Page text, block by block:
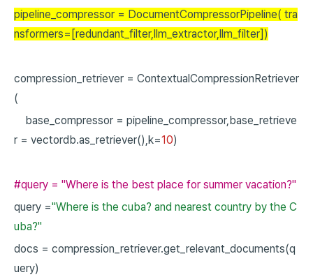
pipeline_compressor = DocumentCompressorPipeline( tra
nsformers=[redundant_filter,llm_extractor,llm_filter])
compression_retriever = ContextualCompressionRetriever
(
base_compressor = pipeline_compressor,base_retrieve
r = vectordb.as_retriever(),k=10)
#query = "Where is the best place for summer vacation?"
query ="Where is the cuba? and nearest country by the C
uba?"
docs = compression_retriever.get_relevant_documents(q
uery)